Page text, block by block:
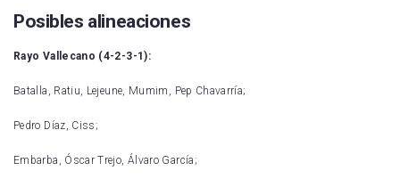
Posibles alineaciones
Rayo Vallecano (4-2-3-1):
Batalla, Ratiu, Lejeune, Mumim, Pep Chavarría;
Pedro Díaz, Ciss;
Embarba, Óscar Trejo, Álvaro García;